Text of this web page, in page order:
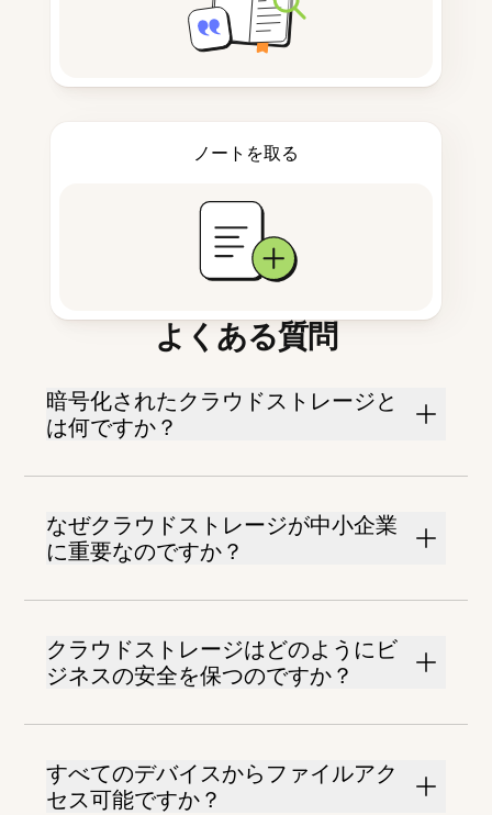
ノートを取る
よくある質問
暗号化されたクラウドストレージと
は何ですか？
なぜクラウドストレージが中小企業
に重要なのですか？
クラウドストレージはどのようにビ
ジネスの安全を保つのですか？
すべてのデバイスからファイルアク
セス可能ですか？